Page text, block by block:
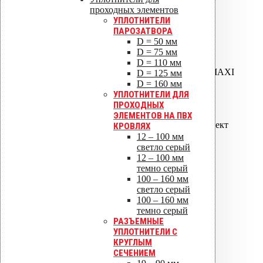
проходных элементов
УПЛОТНИТЕЛИ
ПАРОЗАТВОРА
D = 50 мм
D = 75 мм
D = 110 мм
D = 125 мм
D = 160 мм
УПЛОТНИТЕЛИ ДЛЯ
ПРОХОДНЫХ
ЭЛЕМЕНТОВ НА ПВХ
КРОВЛЯХ
12 – 100 мм
светло серый
12 – 100 мм
темно серый
100 – 160 мм
светло серый
100 – 160 мм
темно серый
РАЗЪЕМНЫЕ
УПЛОТНИТЕЛИ С
КРУГЛЫМ
СЕЧЕНИЕМ
МЕТАЛЛИЧЕСКИХ
КРОВЕЛЬ
ROOFSEAL -1 12 -90
ROOFSEAL -2 75 -150
ROOFSEAL -3 110 -200
ROOFSEAL -4(7),5(8),6(9),MAXI
VILPE ROOFSEAL-1,2,3
комплект
ROOFSEAL -4(7),5(8),6(9)
комплект
RETROFIT -1 10 -100 комплект
РЕЗИНОВЫЕ
УПЛОТНИТЕЛИ ДЛЯ
БИТУМНЫХ КРОВЕЛЬ
NO -1 000 -040 FELT -
ROOFSEAL уплотнитель
NO -2 050 -060 FELT -
ROOFSEAL уплотнитель
NO -3 075 -090 FELT -
ROOFSEAL уплотнитель
NO -4 110 -125 FELT -